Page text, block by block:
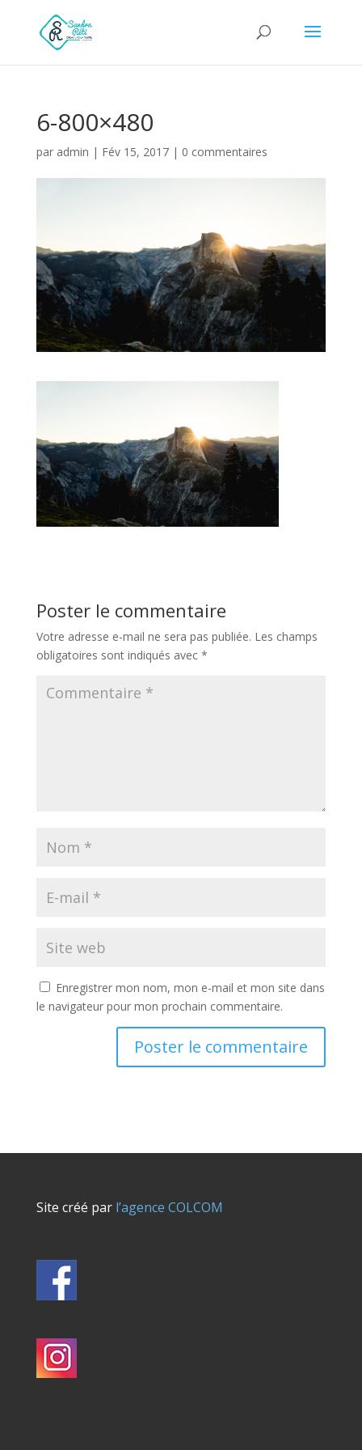
6-800×480
par admin | Fév 15, 2017| 0 commentaires
Poster le commentaire
Votre adresse e-mail ne sera pas publiée. Les champs
obligatoires sont indiqués avec *
Enregistrer mon nom, mon e-mail et mon site dans
le navigateur pour mon prochain commentaire.
Site créé parl’agence COLCOM